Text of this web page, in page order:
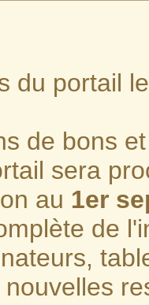
du portail
de bons
sera
au 1er
de